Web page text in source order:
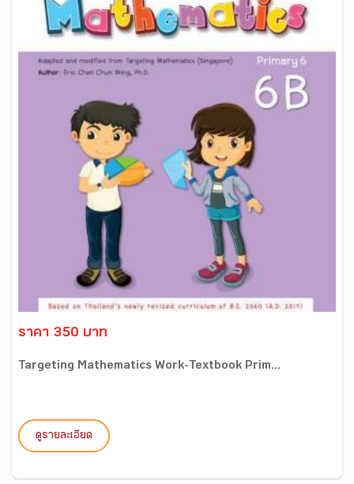
ราคา 350 บาท
Targeting Mathematics Work-Textbook Prim...
ดูรายละเอียด